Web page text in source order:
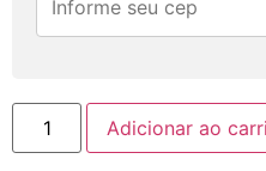
Adicionar ao